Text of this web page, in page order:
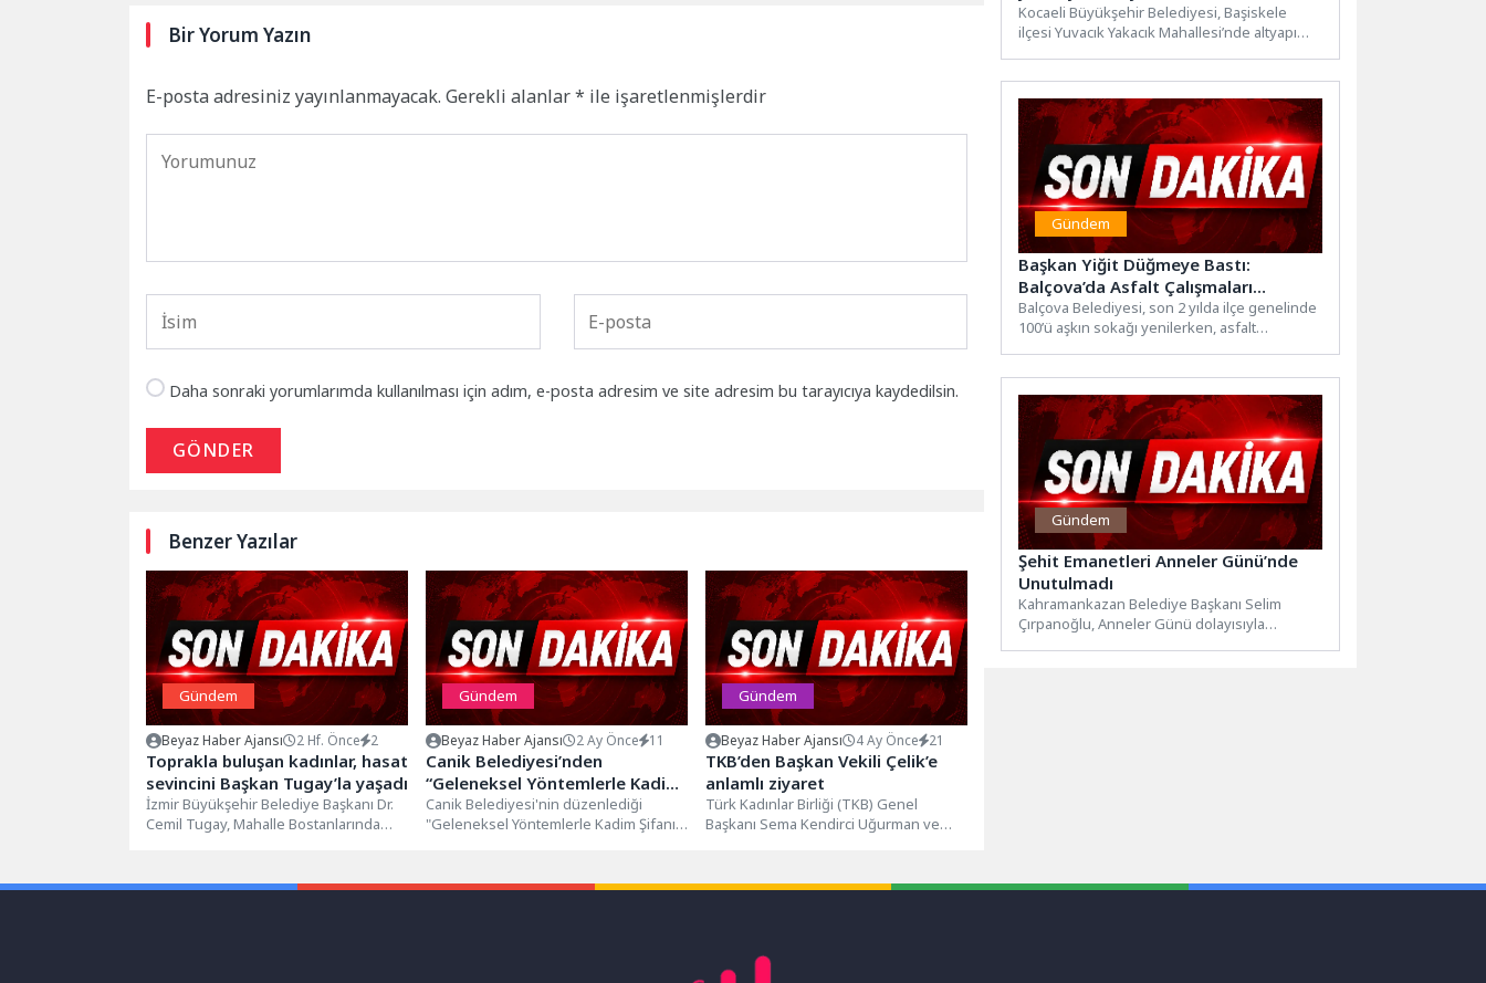
Bir Yorum Yazın
E-posta adresiniz yayınlanmayacak. Gerekli alanlar* ile işaretlenmişlerdir
Daha sonraki yorumlarımda kullanılması için adım, e-posta adresim ve site adresim bu tarayıcıya kaydedilsin.
GÖNDER
Benzer Yazılar
Gündem
Beyaz Haber Ajansı 2 Hf. Önce 2
Toprakla buluşan kadınlar, hasat
sevincini Başkan Tugay’la yaşadı
İzmir Büyükşehir Belediye Başkanı Dr.
Cemil Tugay, Mahalle Bostanlarında
Gündem
Beyaz Haber Ajansı 2 Ay Önce 11
Canik Belediyesi’nden
“Geleneksel Yöntemlerle Kadim
Şifanın İzinde” Konferansı
Canik Belediyesi'nin düzenlediği
"Geleneksel Yöntemlerle Kadim Şifanın
Belediyesi'nin...
Gündem
Beyaz Haber Ajansı 4 Ay Önce 21
TKB’den Başkan Vekili Çelik’e
anlamlı ziyaret
Türk Kadınlar Birliği (TKB) Genel
Başkanı Sema Kendirci Uğurman ve
Kocaeli Büyükşehir Belediyesi, Başiskele
ilçesi Yuvacık Yakacık Mahallesi’nde altyapı
Gündem
Başkan Yiğit Düğmeye Bastı:
Balçova’da Asfalt Çalışmaları
Yeniden Hız Kazandı
Balçova Belediyesi, son 2 yılda ilçe genelinde
100’ü aşkın sokağı yenilerken, asfalt
Gündem
Şehit Emanetleri Anneler Günü’nde
Unutulmadı
Kahramankazan Belediye Başkanı Selim
Çırpanoğlu, Anneler Günü dolayısıyla